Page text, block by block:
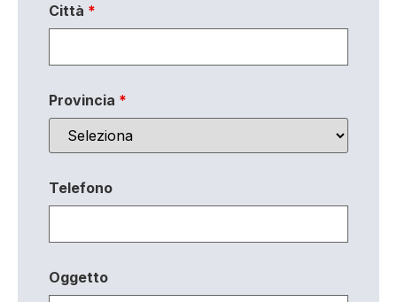
Città *
Provincia *
Telefono
Oggetto